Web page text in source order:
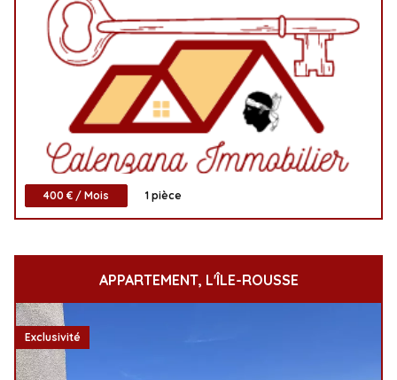
400 € / Mois 1 pièce
APPARTEMENT, L'ÎLE-ROUSSE
Exclusivité